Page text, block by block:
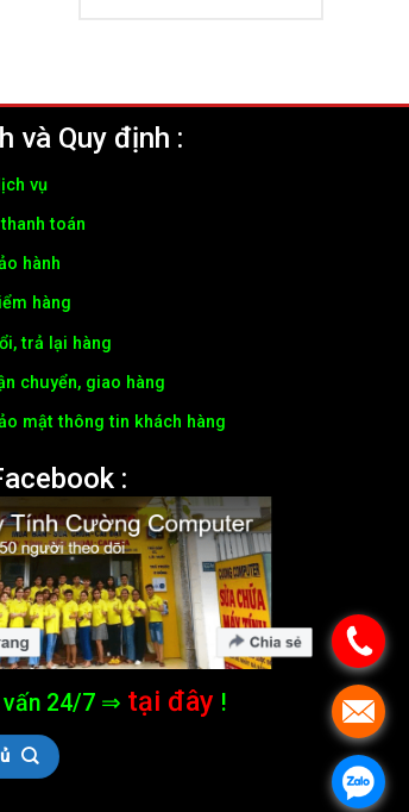
và Quy định :
vụ
toán
hành
hàng
trả lại hàng
chuyển, giao hàng
mật thông tin khách hàng
:
24/7 ⇒ tại đây !